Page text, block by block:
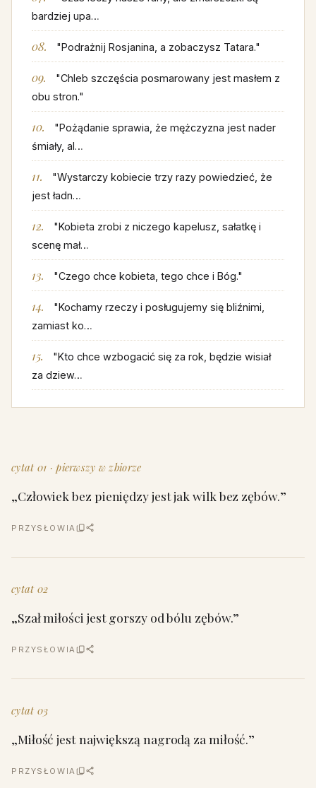
bardziej upa…
"Podrażnij Rosjanina, a zobaczysz Tatara."
"Chleb szczęścia posmarowany jest masłem z
obu stron."
"Pożądanie sprawia, że mężczyzna jest nader
śmiały, al…
"Wystarczy kobiecie trzy razy powiedzieć, że
jest ładn…
"Kobieta zrobi z niczego kapelusz, sałatkę i
scenę mał…
"Czego chce kobieta, tego chce i Bóg."
"Kochamy rzeczy i posługujemy się bliźnimi,
zamiast ko…
"Kto chce wzbogacić się za rok, będzie wisiał
za dziew…
cytat 01 · pierwszy w zbiorze
„Człowiek bez pieniędzy jest jak wilk bez zębów.”
PRZYSŁOWIA
cytat 02
„Szał miłości jest gorszy od bólu zębów.”
PRZYSŁOWIA
cytat 03
„Miłość jest największą nagrodą za miłość.”
PRZYSŁOWIA